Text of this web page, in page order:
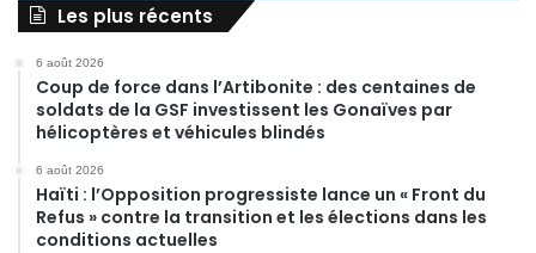
Les plus récents
6 août 2026
Coup de force dans l’Artibonite : des centaines de
soldats de la GSF investissent les Gonaïves par
hélicoptères et véhicules blindés
6 août 2026
Haïti : l’Opposition progressiste lance un « Front du
Refus » contre la transition et les élections dans les
conditions actuelles